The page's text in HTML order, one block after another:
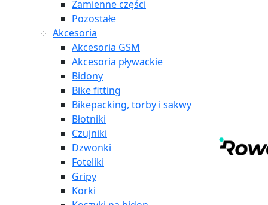
Zamienne części
Pozostałe
Akcesoria
Akcesoria GSM
Akcesoria pływackie
Bidony
Bike fitting
Bikepacking, torby i sakwy
Błotniki
Czujniki
Dzwonki
Foteliki
Gripy
Korki